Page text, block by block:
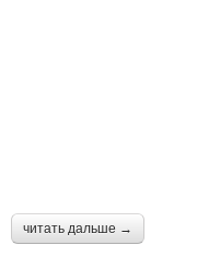
читать дальше →